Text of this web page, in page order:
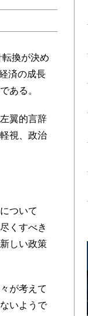
換が決め
済の成長
ある。
翼的言辞
視、政治
ついて
くすべき
しい政策
が考えて
いようで